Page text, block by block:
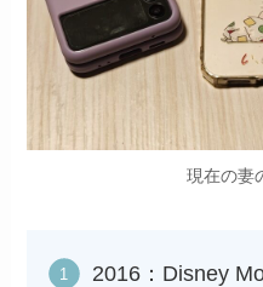
現在の妻
2016：Disney